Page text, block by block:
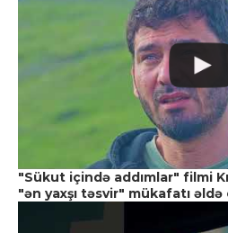
"Sükut içində addımlar" filmi
"ən yaxşı təsvir" mükafatı əldə